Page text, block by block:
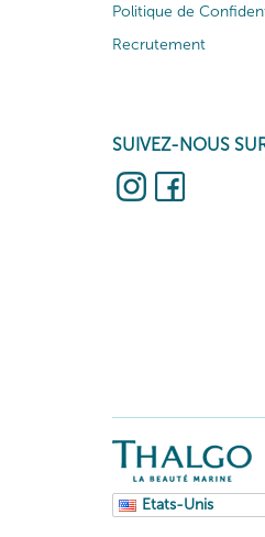
Politique de
Recrutement
SUIVEZ-NOUS
Etats-Unis